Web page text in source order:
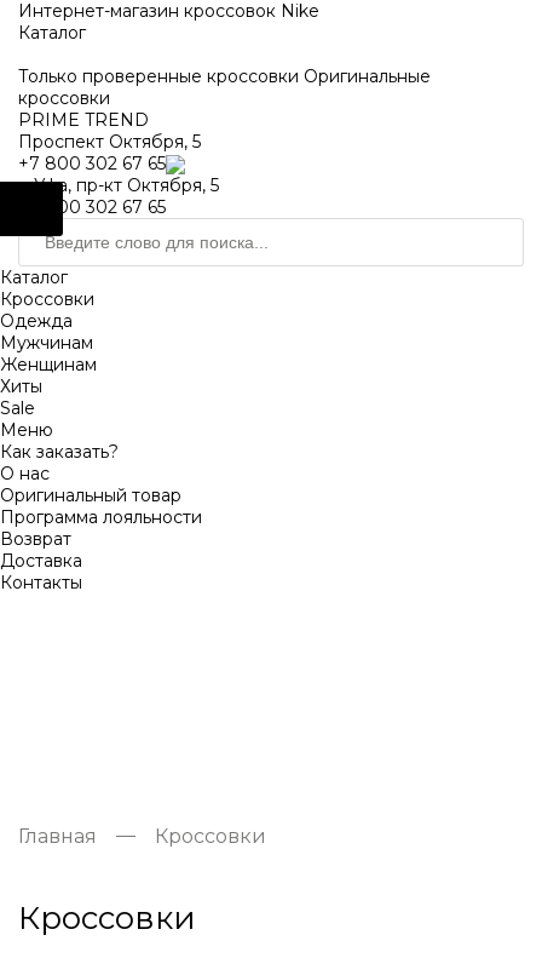
https://m9.by/elektronika/kompuytery/komplektuysie-dly-pk/
https://m9.by/elektronika/kompuytery/komplektuysie-dly-pk/
комплектующие для пк цены
Комплектующие для компьютера
Интернет-магазин кроссовок Nike
Каталог
Только проверенные кроссовки Оригинальные
кроссовки
PRIME TREND
Проспект Октября, 5
+7 800 302 67 65
г. Уфа, пр-кт Октября, 5
+7 800 302 67 65
Каталог
Кроссовки
Одежда
Мужчинам
Женщинам
Хиты
Sale
Меню
Как заказать?
О нас
Оригинальный товар
Программа лояльности
Возврат
Доставка
Контакты
Главная Кроссовки
Кроссовки